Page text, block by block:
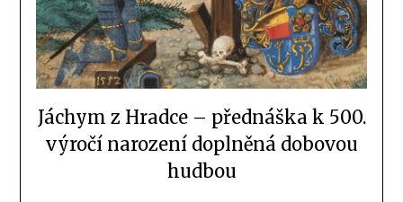
Jáchym z Hradce – přednáška k 500.
výročí narození doplněná dobovou
hudbou